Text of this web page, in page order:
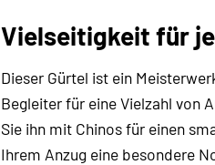
Vielseitigkeit für
Dieser Gürtel ist ein
Begleiter für eine Vielzahl von
Sie ihn mit Chinos für einen
Ihrem Anzug eine besondere